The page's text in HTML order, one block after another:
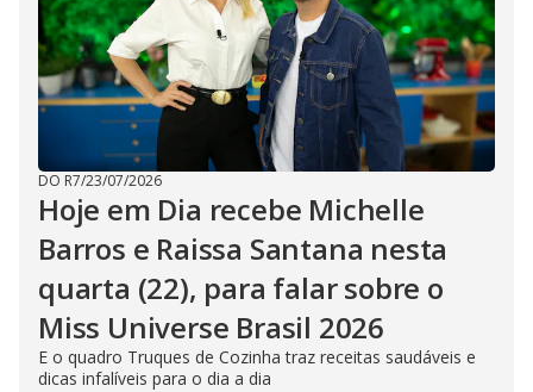
DO R7/23/07/2026
Hoje em Dia recebe Michelle
Barros e Raissa Santana nesta
quarta (22), para falar sobre o
Miss Universe Brasil 2026
E o quadro Truques de Cozinha traz receitas saudáveis e
dicas infalíveis para o dia a dia